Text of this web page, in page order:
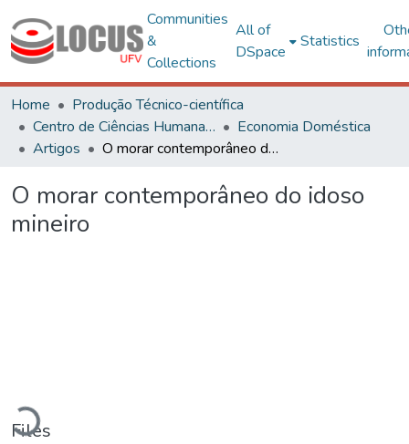
Communities
&
Collections
All of
DSpace
Statistics
Home
Produção Técnico-científica
Centro de Ciências Humanas, Letras e Artes
Economia Doméstica
Artigos
O morar contemporâneo do idoso mineiro
O morar contemporâneo do idoso
mineiro
Loading...
Files